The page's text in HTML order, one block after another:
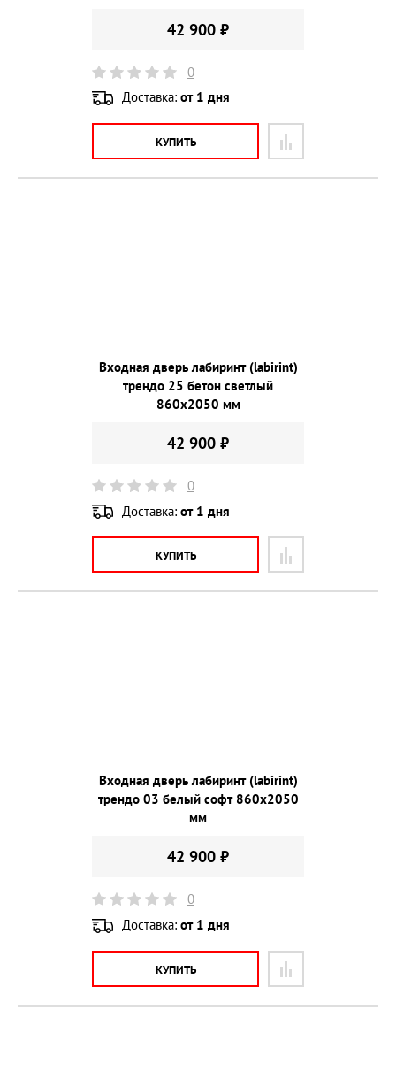
42 900 ₽
0
Доставка: от 1 дня
КУПИТЬ
Входная дверь лабиринт (labirint)
трендо 25 бетон светлый
860х2050 мм
42 900 ₽
0
Доставка: от 1 дня
КУПИТЬ
Входная дверь лабиринт (labirint)
трендо 03 белый софт 860х2050
мм
42 900 ₽
0
Доставка: от 1 дня
КУПИТЬ